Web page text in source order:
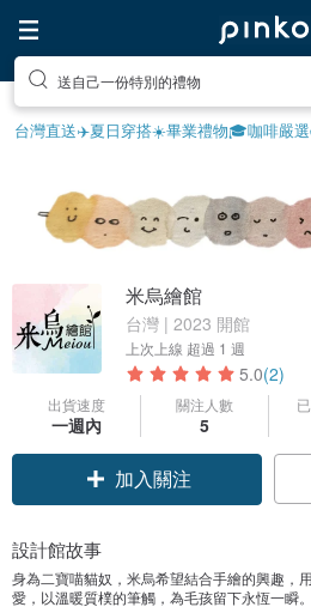
送自己一份特別的禮物
台灣直送✈️夏日穿搭☀️畢業禮物🎓咖啡嚴選
米烏繪館
台灣 | 2023 開館
上次上線 超過 1 週
5.0(2)
出貨速度
一週內
關注人數
5
加入關注
設計館故事
身為二寶喵貓奴，米烏希望結合手繪的興趣，
愛，以溫暖質樸的筆觸，為毛孩留下永恆一瞬。